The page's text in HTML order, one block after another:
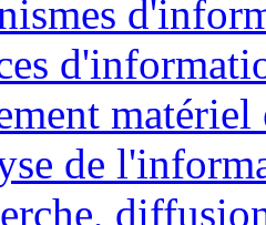
matériel
de